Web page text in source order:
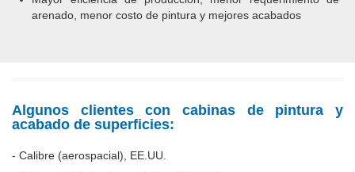
arenado, menor costo de pintura y mejores acabados
Algunos clientes con cabinas de pintura y
acabado de superficies:
- Calibre (aerospacial), EE.UU.